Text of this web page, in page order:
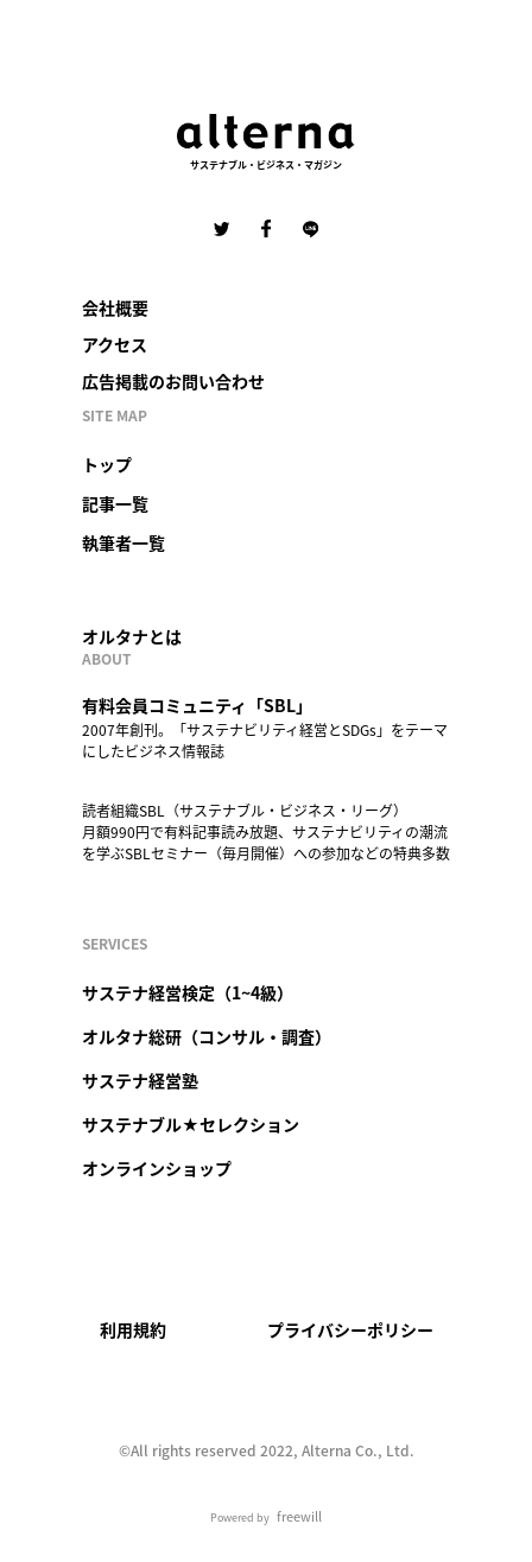
サステナブル・ビジネス・マガジン
会社概要
アクセス
広告掲載のお問い合わせ
SITE MAP
トップ
記事一覧
執筆者一覧
オルタナとは
ABOUT
有料会員コミュニティ「SBL」
2007年創刊。「サステナビリティ経営とSDGs」をテーマ
にしたビジネス情報誌
読者組織SBL（サステナブル・ビジネス・リーグ）
月額990円で有料記事読み放題、サステナビリティの潮流
を学ぶSBLセミナー（毎月開催）への参加などの特典多数
SERVICES
サステナ経営検定（1~4級）
オルタナ総研（コンサル・調査）
サステナ経営塾
サステナブル★セレクション
オンラインショップ
利用規約 プライバシーポリシー
©︎All rights reserved 2022, Alterna Co., Ltd.
Powered by freewill